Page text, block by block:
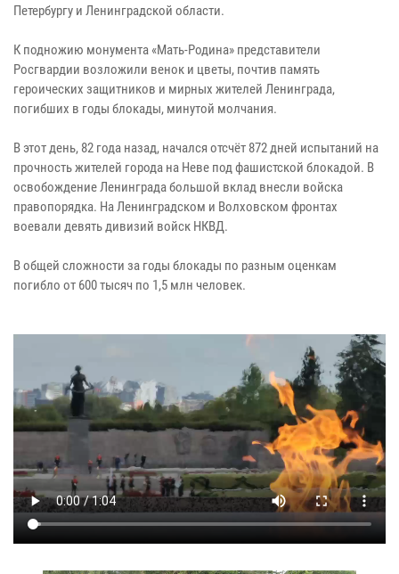
Петербургу и Ленинградской области.
К подножию монумента «Мать-Родина» представители
Росгвардии возложили венок и цветы, почтив память
героических защитников и мирных жителей Ленинграда,
погибших в годы блокады, минутой молчания.
В этот день, 82 года назад, начался отсчёт 872 дней испытаний на
прочность жителей города на Неве под фашистской блокадой. В
освобождение Ленинграда большой вклад внесли войска
правопорядка. На Ленинградском и Волховском фронтах
воевали девять дивизий войск НКВД.
В общей сложности за годы блокады по разным оценкам
погибло от 600 тысяч по 1,5 млн человек.